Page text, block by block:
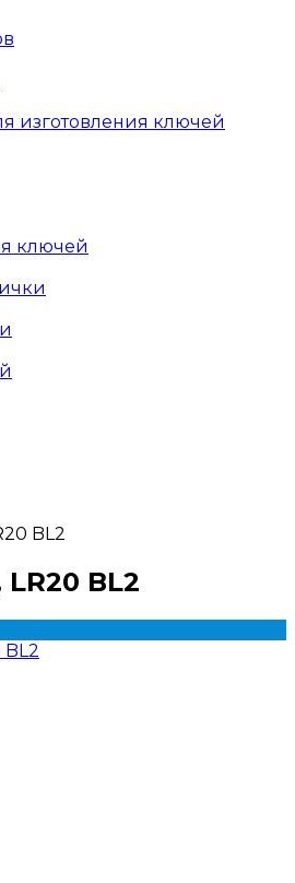
изготовления ключей
ключей
BL2
LR20 BL2